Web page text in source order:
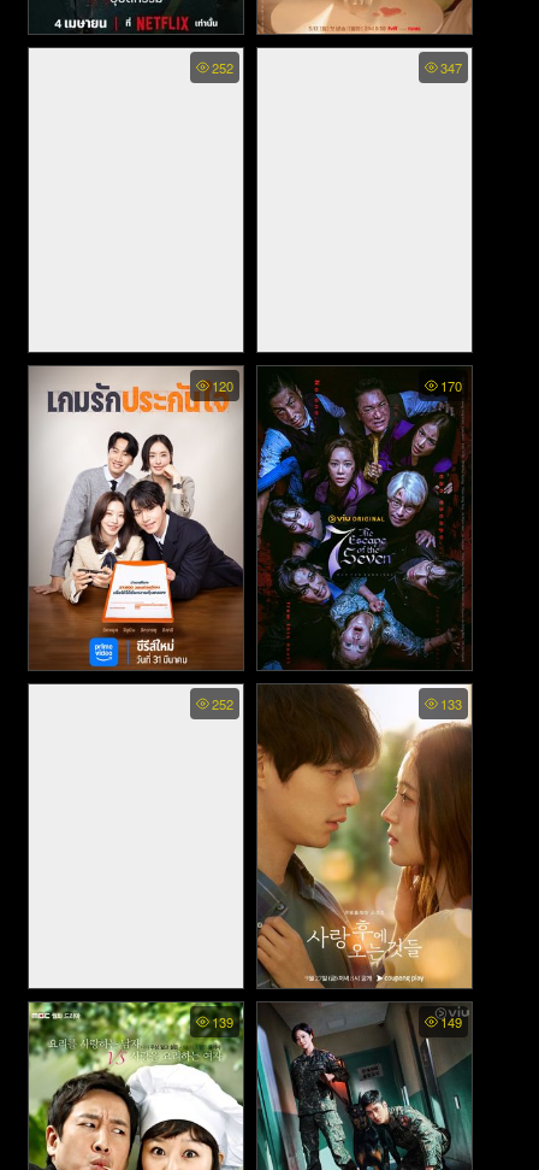
Karma Season พากย์ไทย -
อุบัติกรรม (2025)
Second Shot at Love พากย์
ไทย - เลิกดริ๊งก์ มาปิ๊งเธอ
252
Crater (2023)
347
-Gy (2023)
120
The Divorce Insurance พากย์
ไทย - เกมรักประกันใจ (2025)
170
The Escape of the Seven
พากย์ไทย - เกมล้างบาป ชีวิต
แลกชีวิต (2023)
252
THE NAUGHTY NINE (2023)
133
What Comes After Love
พากย์ไทย - เมื่อรักเลือนจาก
(2024)
139 149